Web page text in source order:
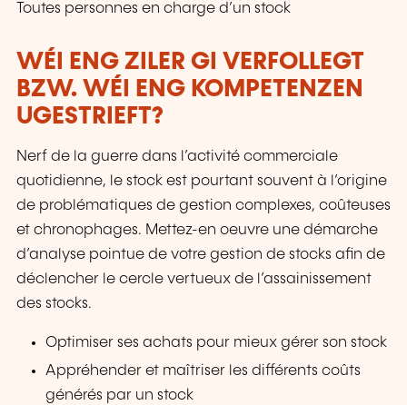
Toutes personnes en charge d’un stock
WÉI ENG ZILER GI VERFOLLEGT
BZW. WÉI ENG KOMPETENZEN
UGESTRIEFT?
Nerf de la guerre dans l’activité commerciale
quotidienne, le stock est pourtant souvent à l’origine
de problématiques de gestion complexes, coûteuses
et chronophages. Mettez-en oeuvre une démarche
d’analyse pointue de votre gestion de stocks afin de
déclencher le cercle vertueux de l’assainissement
des stocks.
Optimiser ses achats pour mieux gérer son stock
Appréhender et maîtriser les différents coûts
générés par un stock